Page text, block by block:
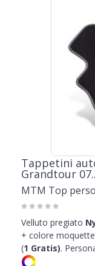
Tappetini
Grandtour
MTM Top
Velluto pregiato
+ colore
(1 Gratis).